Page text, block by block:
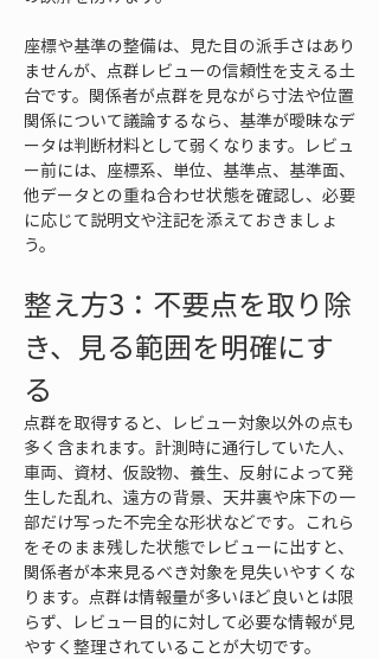
座標や基準の整備は、見た目の派手さはあり
ませんが、点群レビューの信頼性を支える土
台です。関係者が点群を見ながら寸法や位置
関係について議論するなら、基準が曖昧なデ
ータは判断材料として弱くなります。レビュ
ー前には、座標系、単位、基準点、基準面、
他データとの重ね合わせ状態を確認し、必要
に応じて説明文や注記を添えておきましょ
う。
整え方3：不要点を取り除
き、見る範囲を明確にす
る
点群を取得すると、レビュー対象以外の点も
多く含まれます。計測時に通行していた人、
車両、資材、仮設物、養生、反射によって発
生した乱れ、遠方の背景、天井裏や床下の一
部だけ写った不完全な形状などです。これら
をそのまま残した状態でレビューに出すと、
関係者が本来見るべき対象を見失いやすくな
ります。点群は情報量が多いほど良いとは限
らず、レビュー目的に対して必要な情報が見
やすく整理されていることが大切です。